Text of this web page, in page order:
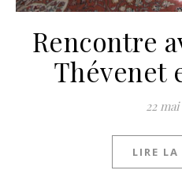
Rencontre
Thévenet
22
LIRE